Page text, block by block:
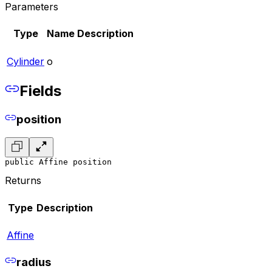
Parameters
Type Name Description
Cylinder o
Fields
position
public Affine position
Returns
Type Description
Affine
radius